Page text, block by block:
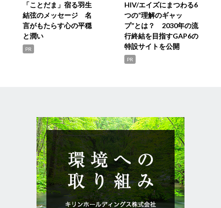
「ことだま」宿る羽生
結弦のメッセージ 名
言がもたらす心の平穏
と潤い
PR
HIV/エイズにまつわる6
つの“理解のギャッ
プ”とは？ 2030年の流
行終結を目指すGAP6の
特設サイトを公開
PR